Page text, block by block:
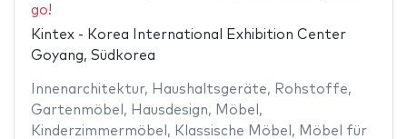
go!
Kintex - Korea International Exhibition Center
Goyang, Südkorea
Innenarchitektur, Haushaltsgeräte, Rohstoffe,
Gartenmöbel , Hausdesign, Möbel ,
Kinderzimmermöbel , Klassische Möbel , Möbel für